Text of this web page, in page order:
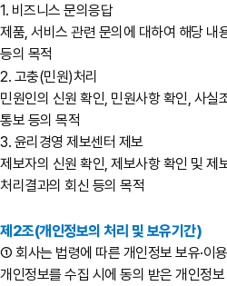
1. 비즈니스 문의응답
제품, 서비스 관련 문의에 대하여 해당 내
등의 목적
2. 고충(민원)처리
민원인의 신원 확인, 민원사항 확인, 사실
통보 등의 목적
3. 윤리경영 제보센터 제보
제보자의 신원 확인, 제보사항 확인 및 제
처리결과의 회신 등의 목적
제2조(개인정보의 처리 및 보유기간)
① 회사는 법령에 따른 개인정보 보유·이
개인정보를 수집 시에 동의 받은 개인정보